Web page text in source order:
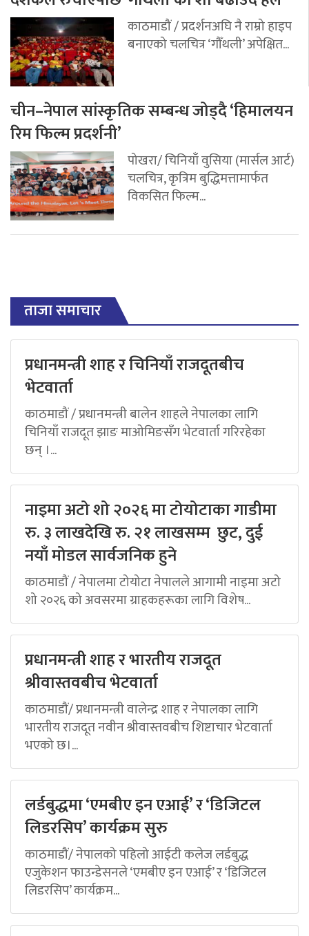
काठमाडौं / प्रदर्शनअघि नै राम्रो हाइप
बनाएको चलचित्र ‘गौँथली’ अपेक्षित...
चीन–नेपाल सांस्कृतिक सम्बन्ध जोड्दै ‘हिमालयन
रिम फिल्म प्रदर्शनी’
पोखरा/ चिनियाँ वुसिया (मार्सल आर्ट)
चलचित्र, कृत्रिम बुद्धिमत्तामार्फत
विकसित फिल्म...
ताजा समाचार
प्रधानमन्त्री शाह र चिनियाँ राजदूतबीच
भेटवार्ता
काठमाडौं / प्रधानमन्त्री बालेन शाहले नेपालका लागि
चिनियाँ राजदूत झाङ माओमिङसँग भेटवार्ता गरिरहेका
छन् ।...
नाइमा अटो शो २०२६ मा टोयोटाका गाडीमा
रु. ३ लाखदेखि रु. २१ लाखसम्म छुट, दुई
नयाँ मोडल सार्वजनिक हुने
काठमाडौं / नेपालमा टोयोटा नेपालले आगामी नाइमा अटो
शो २०२६ को अवसरमा ग्राहकहरूका लागि विशेष...
प्रधानमन्त्री शाह र भारतीय राजदूत
श्रीवास्तवबीच भेटवार्ता
काठमाडौं/ प्रधानमन्त्री वालेन्द्र शाह र नेपालका लागि
भारतीय राजदूत नवीन श्रीवास्तवबीच शिष्टाचार भेटवार्ता
भएको छ।...
लर्डबुद्धमा ‘एमबीए इन एआई’ र ‘डिजिटल
लिडरसिप’ कार्यक्रम सुरु
काठमाडौं/ नेपालको पहिलो आईटी कलेज लर्डबुद्ध
एजुकेशन फाउन्डेसनले ‘एमबीए इन एआई’ र ‘डिजिटल
लिडरसिप’ कार्यक्रम...